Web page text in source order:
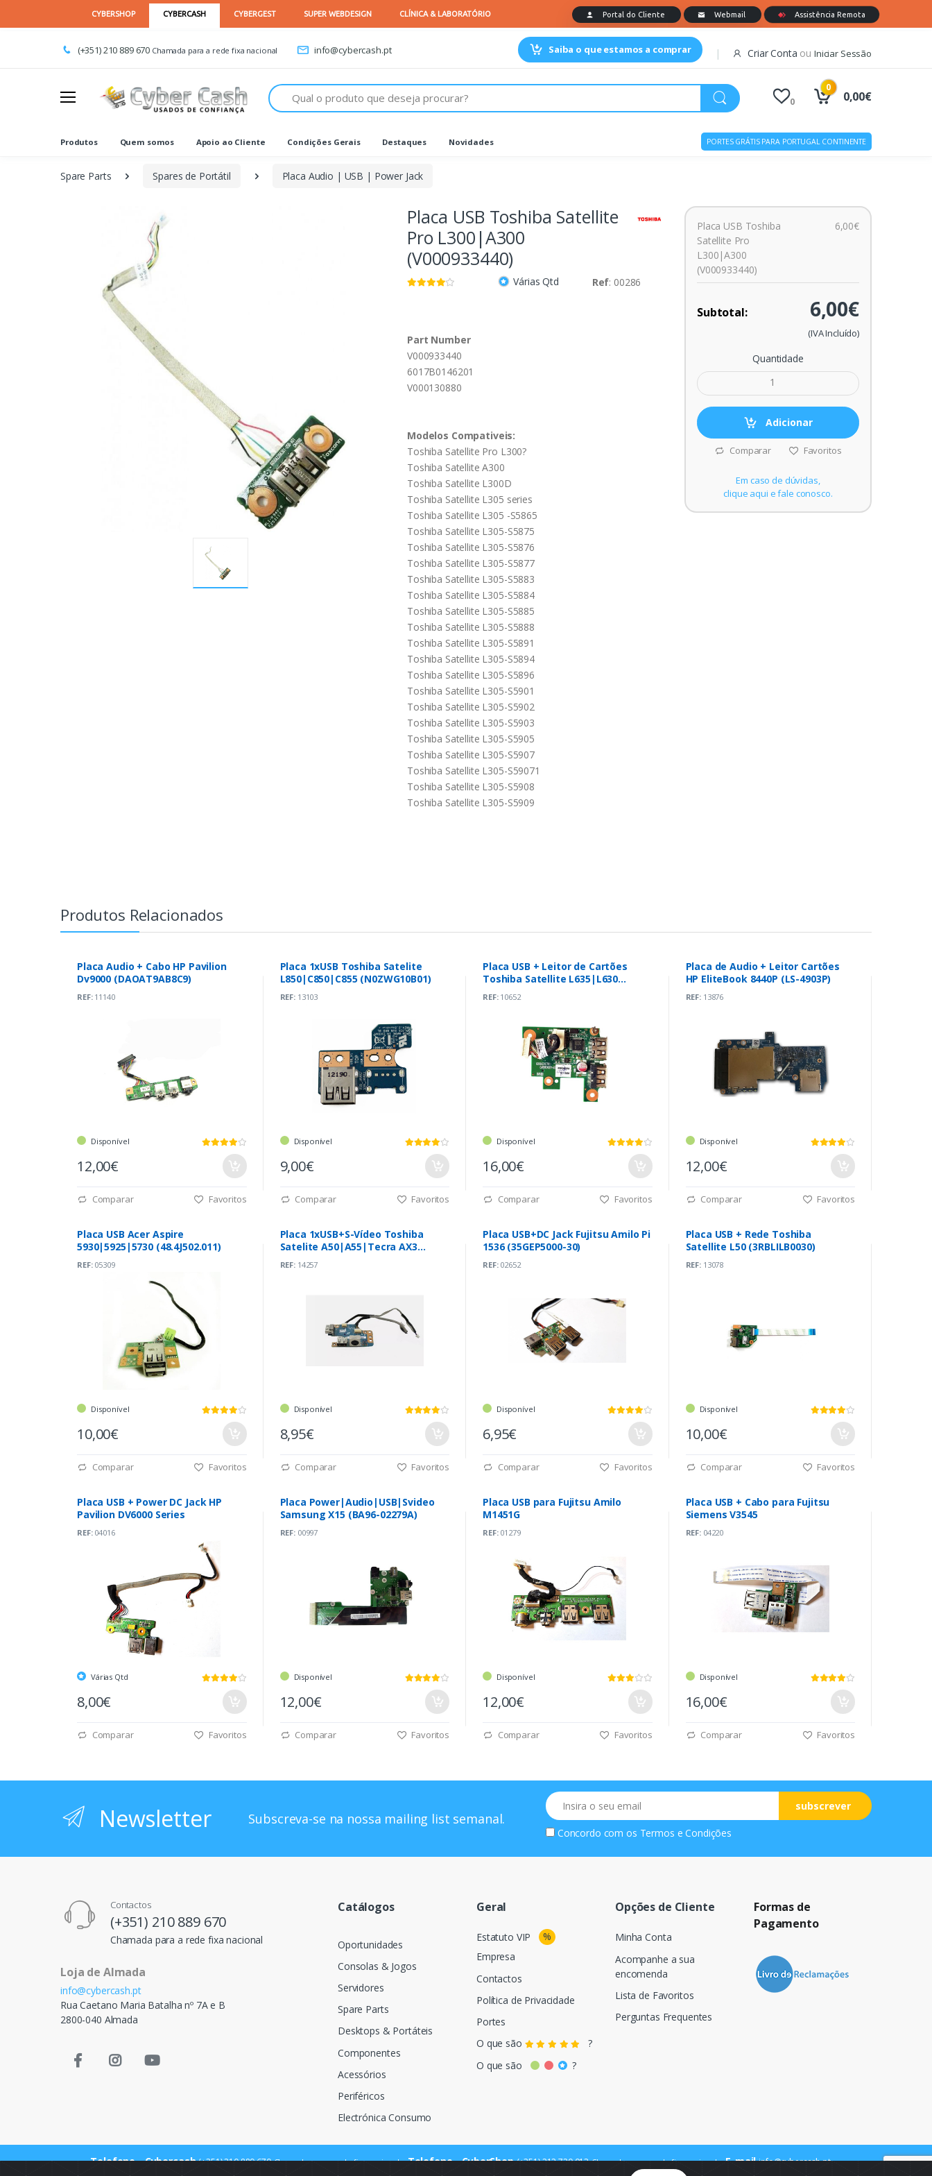
(+351) 210 889 670 Chamada para a rede fixa nacional info@cybercash.pt Saiba o que estamos a comprar Criar Conta ouIniciar Sessão
Procurar
0
0
0,00€
Produtos Quem somos Apoio ao Cliente Condições Gerais Destaques Novidades PORTES GRÁTIS PARA PORTUGAL CONTINENTE
Spare Parts Spares de Portátil Placa Audio | USB | Power Jack
Placa USB Toshiba Satellite
Pro L300|A300
(V000933440)
Várias Qtd Ref: 00286
Part Number
V000933440
6017B0146201
V000130880
Modelos Compativeis:
Toshiba Satellite Pro L300?
Toshiba Satellite A300
Toshiba Satellite L300D
Toshiba Satellite L305 series
Toshiba Satellite L305 -S5865
Toshiba Satellite L305-S5875
Toshiba Satellite L305-S5876
Toshiba Satellite L305-S5877
Toshiba Satellite L305-S5883
Toshiba Satellite L305-S5884
Toshiba Satellite L305-S5885
Toshiba Satellite L305-S5888
Toshiba Satellite L305-S5891
Toshiba Satellite L305-S5894
Toshiba Satellite L305-S5896
Toshiba Satellite L305-S5901
Toshiba Satellite L305-S5902
Toshiba Satellite L305-S5903
Toshiba Satellite L305-S5905
Toshiba Satellite L305-S5907
Toshiba Satellite L305-S59071
Toshiba Satellite L305-S5908
Toshiba Satellite L305-S5909
Placa USB Toshiba
Satellite Pro
L300|A300
(V000933440)
6,00€
Subtotal: 6,00€
(IVA Incluído)
Quantidade
Adicionar
Comparar Favoritos
Em caso de dúvidas,
clique aqui e fale conosco.
Produtos Relacionados
Placa Audio + Cabo HP Pavilion
Dv9000 (DAOAT9AB8C9)
REF:11140
Disponível
12,00€
Comparar Favoritos
Placa 1xUSB Toshiba Satelite
L850|C850|C855 (N0ZWG10B01)
REF:13103
Disponível
9,00€
Comparar Favoritos
Placa USB + Leitor de Cartões
Toshiba Satellite L635|L630
(V000240450)
REF:10652
Disponível
16,00€
Comparar Favoritos
Placa de Audio + Leitor Cartões
HP EliteBook 8440P (LS-4903P)
REF:13876
Disponível
12,00€
Comparar Favoritos
Placa USB Acer Aspire
5930|5925|5730 (48.4J502.011)
REF:05309
Disponível
10,00€
Comparar Favoritos
Placa 1xUSB+S-Vídeo Toshiba
Satelite A50|A55|Tecra AX3
(A5A001096)
REF:14257
Disponível
8,95€
Comparar Favoritos
Placa USB+DC Jack Fujitsu Amilo Pi
1536 (35GEP5000-30)
REF:02652
Disponível
6,95€
Comparar Favoritos
Placa USB + Rede Toshiba
Satellite L50 (3RBLILB0030)
REF:13078
Disponível
10,00€
Comparar Favoritos
Placa USB + Power DC Jack HP
Pavilion DV6000 Series
REF:04016
Várias Qtd
8,00€
Comparar Favoritos
Placa Power|Audio|USB|Svideo
Samsung X15 (BA96-02279A)
REF:00997
Disponível
12,00€
Comparar Favoritos
Placa USB para Fujitsu Amilo
M1451G
REF:01279
Disponível
12,00€
Comparar Favoritos
Placa USB + Cabo para Fujitsu
Siemens V3545
REF:04220
Disponível
16,00€
Comparar Favoritos
Newsletter Subscreva-se na nossa mailing list semanal.
Email
subscrever
Concordo com os Termos e Condições
Contactos
(+351) 210 889 670
Chamada para a rede fixa nacional
Loja de Almada
info@cybercash.pt
Rua Caetano Maria Batalha nº 7A e B
2800-040 Almada
Catálogos
Oportunidades
Consolas & Jogos
Servidores
Spare Parts
Desktops & Portáteis
Componentes
Acessórios
Periféricos
Electrónica Consumo
Geral
Estatuto VIP
%
Empresa
Contactos
Política de Privacidade
Portes
O que são
?
O que são
?
Opções de Cliente
Minha Conta
Acompanhe a sua
encomenda
Lista de Favoritos
Perguntas Frequentes
Formas de
Pagamento
Telefone - Cybercash (+351) 210 889 670 Chamada para a rede fixa nacional Telefone - CyberShop (+351) 212 720 013 Chamada para a rede fixa nacional E-mail info@cybercash.pt